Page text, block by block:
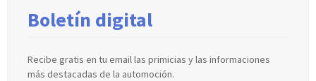
Boletín digital
Recibe gratis en tu email las primicias y las informaciones
más destacadas de la automoción.